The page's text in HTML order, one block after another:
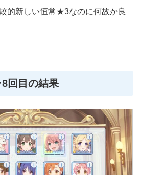
的新しい恒常★3なのに何故か良
回目の結果